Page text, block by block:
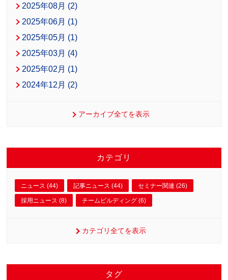
2025年08月 (2)
2025年06月 (1)
2025年05月 (1)
2025年03月 (4)
2025年02月 (1)
2024年12月 (2)
アーカイブ全てを表示
カテゴリ
ニュース (44) 記事ニュース (44) セミナー関連 (26)
採用ニュース (8) チームビルディング (6)
カテゴリ全てを表示
タグ